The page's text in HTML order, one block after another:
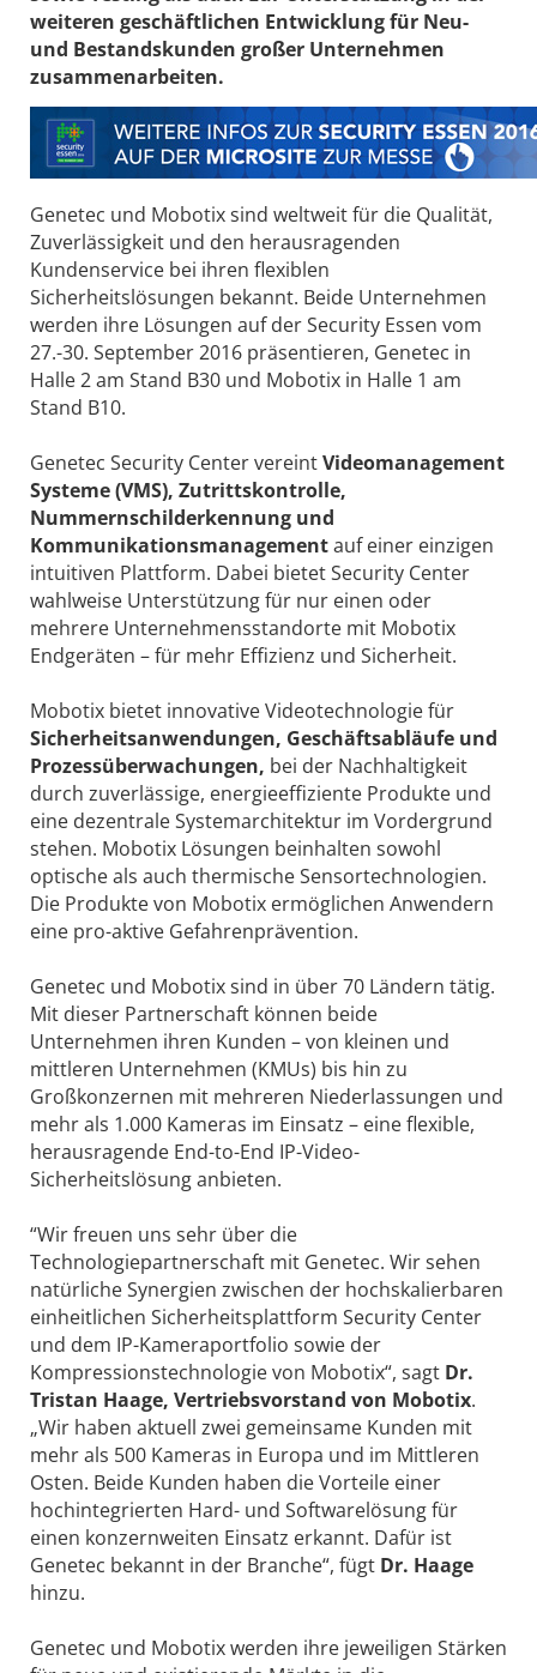
weiteren geschäftlichen Entwicklung für Neu-
und Bestandskunden großer Unternehmen
zusammenarbeiten.
Genetec und Mobotix sind weltweit für die Qualität,
Zuverlässigkeit und den herausragenden
Kundenservice bei ihren flexiblen
Sicherheitslösungen bekannt. Beide Unternehmen
werden ihre Lösungen auf der Security Essen vom
27.-30. September 2016 präsentieren, Genetec in
Halle 2 am Stand B30 und Mobotix in Halle 1 am
Stand B10.
Genetec Security Center vereintVideomanagement
Systeme (VMS), Zutrittskontrolle,
Nummernschilderkennung und
Kommunikationsmanagementauf einer einzigen
intuitiven Plattform. Dabei bietet Security Center
wahlweise Unterstützung für nur einen oder
mehrere Unternehmensstandorte mit Mobotix
Endgeräten – für mehr Effizienz und Sicherheit.
Mobotix bietet innovative Videotechnologie für
Sicherheitsanwendungen, Geschäftsabläufe und
Prozessüberwachungen, bei der Nachhaltigkeit
durch zuverlässige, energieeffiziente Produkte und
eine dezentrale Systemarchitektur im Vordergrund
stehen. Mobotix Lösungen beinhalten sowohl
optische als auch thermische Sensortechnologien.
Die Produkte von Mobotix ermöglichen Anwendern
eine pro-aktive Gefahrenprävention.
Genetec und Mobotix sind in über 70 Ländern tätig.
Mit dieser Partnerschaft können beide
Unternehmen ihren Kunden – von kleinen und
mittleren Unternehmen (KMUs) bis hin zu
Großkonzernen mit mehreren Niederlassungen und
mehr als 1.000 Kameras im Einsatz – eine flexible,
herausragende End-to-End IP-Video-
Sicherheitslösung anbieten.
“Wir freuen uns sehr über die
Technologiepartnerschaft mit Genetec. Wir sehen
natürliche Synergien zwischen der hochskalierbaren
einheitlichen Sicherheitsplattform Security Center
und dem IP-Kameraportfolio sowie der
Kompressionstechnologie von Mobotix“, sagt Dr.
Tristan Haage, Vertriebsvorstand von Mobotix.
„Wir haben aktuell zwei gemeinsame Kunden mit
mehr als 500 Kameras in Europa und im Mittleren
Osten. Beide Kunden haben die Vorteile einer
hochintegrierten Hard- und Softwarelösung für
einen konzernweiten Einsatz erkannt. Dafür ist
Genetec bekannt in der Branche“, fügt Dr. Haage
hinzu.
Genetec und Mobotix werden ihre jeweiligen Stärken